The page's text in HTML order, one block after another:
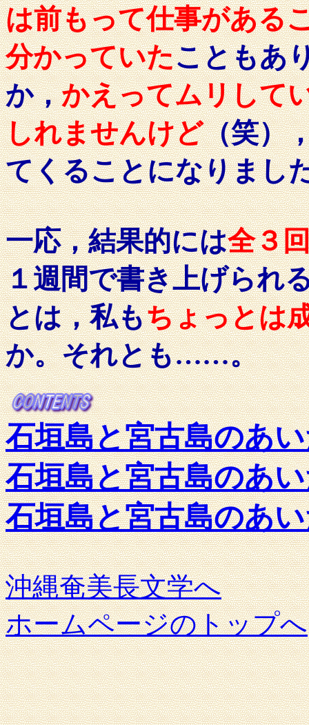
は前もって仕事がある
分かっていたこともあ
か，かえってムリして
しれませんけど（笑）
てくることになりまし
一応，結果的には全３
１週間で書き上げられ
とは，私もちょっとは
か。それとも……。
石垣島と宮古島のあ
石垣島と宮古島のあ
石垣島と宮古島のあ
沖縄奄美長文学へ
ホームページのトップへ